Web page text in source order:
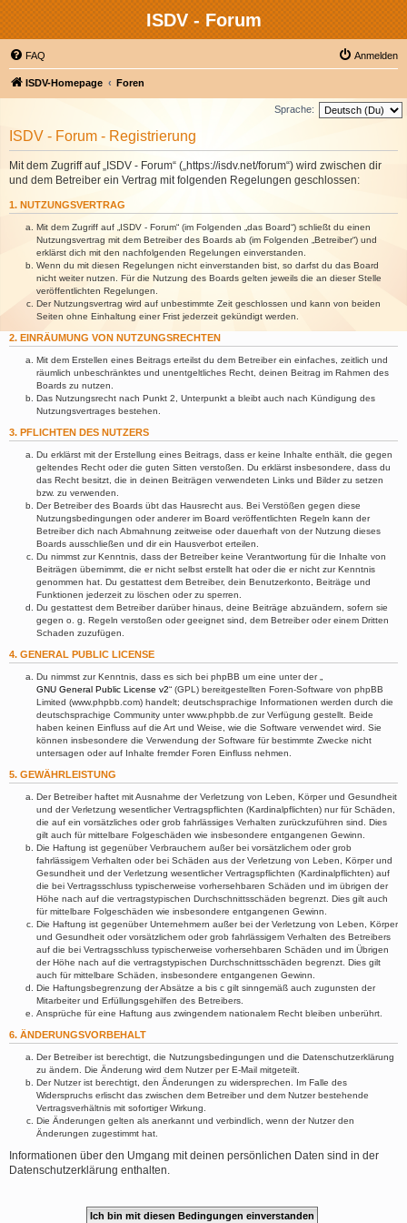
ISDV - Forum
FAQ Anmelden
ISDV-Homepage Foren
Sprache:
ISDV - Forum - Registrierung
Mit dem Zugriff auf „ISDV - Forum“ („https://isdv.net/forum“) wird zwischen dir
und dem Betreiber ein Vertrag mit folgenden Regelungen geschlossen:
1. NUTZUNGSVERTRAG
Mit dem Zugriff auf „ISDV - Forum“ (im Folgenden „das Board“) schließt du einen
Nutzungsvertrag mit dem Betreiber des Boards ab (im Folgenden „Betreiber“) und
erklärst dich mit den nachfolgenden Regelungen einverstanden.
Wenn du mit diesen Regelungen nicht einverstanden bist, so darfst du das Board
nicht weiter nutzen. Für die Nutzung des Boards gelten jeweils die an dieser Stelle
veröffentlichten Regelungen.
Der Nutzungsvertrag wird auf unbestimmte Zeit geschlossen und kann von beiden
Seiten ohne Einhaltung einer Frist jederzeit gekündigt werden.
2. EINRÄUMUNG VON NUTZUNGSRECHTEN
Mit dem Erstellen eines Beitrags erteilst du dem Betreiber ein einfaches, zeitlich und
räumlich unbeschränktes und unentgeltliches Recht, deinen Beitrag im Rahmen des
Boards zu nutzen.
Das Nutzungsrecht nach Punkt 2, Unterpunkt a bleibt auch nach Kündigung des
Nutzungsvertrages bestehen.
3. PFLICHTEN DES NUTZERS
Du erklärst mit der Erstellung eines Beitrags, dass er keine Inhalte enthält, die gegen
geltendes Recht oder die guten Sitten verstoßen. Du erklärst insbesondere, dass du
das Recht besitzt, die in deinen Beiträgen verwendeten Links und Bilder zu setzen
bzw. zu verwenden.
Der Betreiber des Boards übt das Hausrecht aus. Bei Verstößen gegen diese
Nutzungsbedingungen oder anderer im Board veröffentlichten Regeln kann der
Betreiber dich nach Abmahnung zeitweise oder dauerhaft von der Nutzung dieses
Boards ausschließen und dir ein Hausverbot erteilen.
Du nimmst zur Kenntnis, dass der Betreiber keine Verantwortung für die Inhalte von
Beiträgen übernimmt, die er nicht selbst erstellt hat oder die er nicht zur Kenntnis
genommen hat. Du gestattest dem Betreiber, dein Benutzerkonto, Beiträge und
Funktionen jederzeit zu löschen oder zu sperren.
Du gestattest dem Betreiber darüber hinaus, deine Beiträge abzuändern, sofern sie
gegen o. g. Regeln verstoßen oder geeignet sind, dem Betreiber oder einem Dritten
Schaden zuzufügen.
4. GENERAL PUBLIC LICENSE
Du nimmst zur Kenntnis, dass es sich bei phpBB um eine unter der „
GNU General Public License v2“ (GPL) bereitgestellten Foren-Software von phpBB
Limited (www.phpbb.com) handelt; deutschsprachige Informationen werden durch die
deutschsprachige Community unter www.phpbb.de zur Verfügung gestellt. Beide
haben keinen Einfluss auf die Art und Weise, wie die Software verwendet wird. Sie
können insbesondere die Verwendung der Software für bestimmte Zwecke nicht
untersagen oder auf Inhalte fremder Foren Einfluss nehmen.
5. GEWÄHRLEISTUNG
Der Betreiber haftet mit Ausnahme der Verletzung von Leben, Körper und Gesundheit
und der Verletzung wesentlicher Vertragspflichten (Kardinalpflichten) nur für Schäden,
die auf ein vorsätzliches oder grob fahrlässiges Verhalten zurückzuführen sind. Dies
gilt auch für mittelbare Folgeschäden wie insbesondere entgangenen Gewinn.
Die Haftung ist gegenüber Verbrauchern außer bei vorsätzlichem oder grob
fahrlässigem Verhalten oder bei Schäden aus der Verletzung von Leben, Körper und
Gesundheit und der Verletzung wesentlicher Vertragspflichten (Kardinalpflichten) auf
die bei Vertragsschluss typischerweise vorhersehbaren Schäden und im übrigen der
Höhe nach auf die vertragstypischen Durchschnittsschäden begrenzt. Dies gilt auch
für mittelbare Folgeschäden wie insbesondere entgangenen Gewinn.
Die Haftung ist gegenüber Unternehmern außer bei der Verletzung von Leben, Körper
und Gesundheit oder vorsätzlichem oder grob fahrlässigem Verhalten des Betreibers
auf die bei Vertragsschluss typischerweise vorhersehbaren Schäden und im Übrigen
der Höhe nach auf die vertragstypischen Durchschnittsschäden begrenzt. Dies gilt
auch für mittelbare Schäden, insbesondere entgangenen Gewinn.
Die Haftungsbegrenzung der Absätze a bis c gilt sinngemäß auch zugunsten der
Mitarbeiter und Erfüllungsgehilfen des Betreibers.
Ansprüche für eine Haftung aus zwingendem nationalem Recht bleiben unberührt.
6. ÄNDERUNGSVORBEHALT
Der Betreiber ist berechtigt, die Nutzungsbedingungen und die Datenschutzerklärung
zu ändern. Die Änderung wird dem Nutzer per E-Mail mitgeteilt.
Der Nutzer ist berechtigt, den Änderungen zu widersprechen. Im Falle des
Widerspruchs erlischt das zwischen dem Betreiber und dem Nutzer bestehende
Vertragsverhältnis mit sofortiger Wirkung.
Die Änderungen gelten als anerkannt und verbindlich, wenn der Nutzer den
Änderungen zugestimmt hat.
Informationen über den Umgang mit deinen persönlichen Daten sind in der
Datenschutzerklärung enthalten.